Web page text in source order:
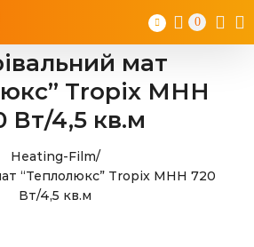
0
мат
Tropix МНН
Вт/4,5 кв.м
Heating-Film/
“Теплолюкс” Tropix МНН 720
Вт/4,5 кв.м